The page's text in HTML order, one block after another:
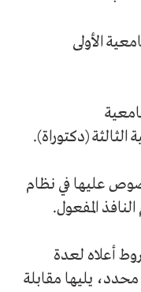
الأولى
الثالثة (دكتوراة).
عليها في نظام
النافذ المفعول.
أعلاه لعدة
يليها مقابلة